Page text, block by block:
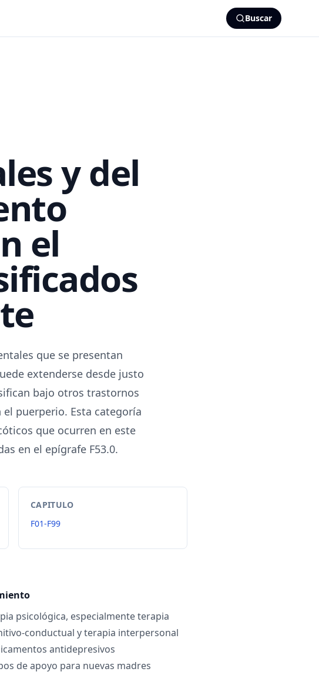
Buscar
y del
el
que se presentan
extenderse desde justo
bajo otros trastornos
puerperio. Esta categoría
que ocurren en este
en el epígrafe F53.0.
CAPITULO
F01-F99
psicológica, especialmente terapia
conductual y terapia interpersonal
antidepresivos
de apoyo para nuevas madres